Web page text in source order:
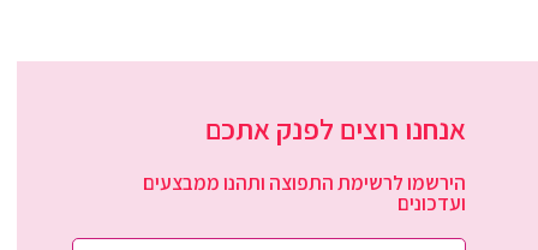
אנחנו רוצים לפנק אתכם
הירשמו לרשימת התפוצה ותהנו ממבצעים
ועדכונים